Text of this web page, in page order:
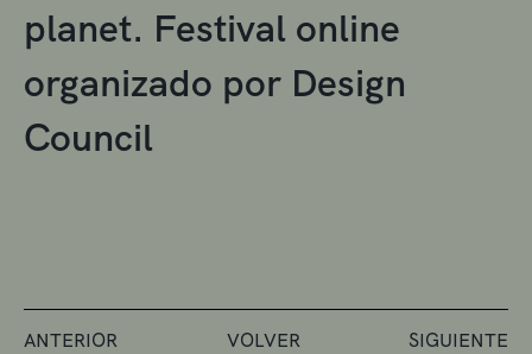
planet. Festival online
organizado por Design
Council
ANTERIOR VOLVER SIGUIENTE